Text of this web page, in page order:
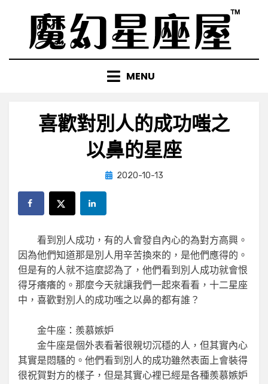
content
MENU
喜歡對別人的成功嗤之
以鼻的星座
by小編
Posted
2020-10-13
看到別人成功，有的人會發自內心的為對方高興。
因為他們知道那是別人用辛苦換來的，是他們應得的。
但是有的人就不這麼認為了，他們看到別人成功就會恨
得牙癢癢的。那麼今天就讓我們一起來看看，十二星座
中，喜歡對別人的成功嗤之以鼻的都有誰？
金牛座：羨慕嫉妒
金牛座是個外表看著很親切沉穩的人，但其實內心
其實是悶騷的。他們看到別人的成功雖然表面上會裝得
很祝賀對方的樣子，但是其實心裡已經是各種羨慕嫉妒